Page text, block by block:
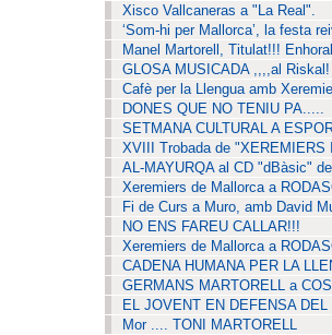
Xisco Vallcaneras a "La Real".
‘Som-hi per Mallorca’, la festa
Manel Martorell, Titulat!!!
GLOSA MUSICADA ,,,,al Riskal!
Cafè per la Llengua amb
DONES QUE NO TENIU PA.....
SETMANA CULTURAL A
XVIII Trobada de "XEREMIERS
AL-MAYURQA al CD "dBàsic"
Xeremiers de Mallorca a
Fi de Curs a Muro, amb David
NO ENS FAREU CALLAR!!!
Xeremiers de Mallorca a
CADENA HUMANA PER LA
GERMANS MARTORELL a
EL JOVENT EN DEFENSA DEL
Mor .... TONI MARTORELL